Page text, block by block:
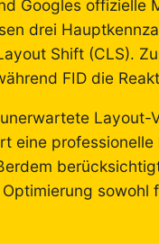
Googles offizielle
drei
Shift (CLS).
FID die
eine professionelle